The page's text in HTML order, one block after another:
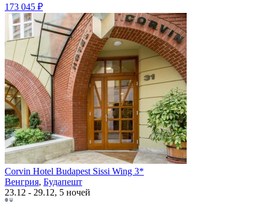
173 045 ₽
Corvin Hotel Budapest Sissi Wing 3*
Венгрия, Будапешт
23.12 - 29.12, 5 ночей